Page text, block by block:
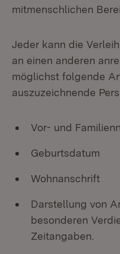
mitmenschlichen
Jeder kann die
an einen anderen
möglichst folgende
auszuzeichnende
Vor- und
Geburtsdatum
Wohnanschrift
Darstellung von
besonderen
Zeitangaben.